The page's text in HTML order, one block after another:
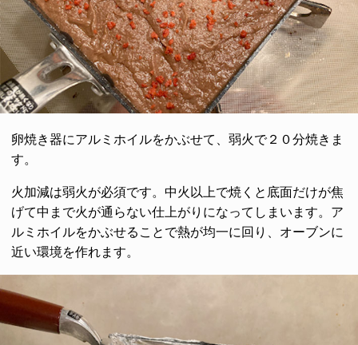
卵焼き器にアルミホイルをかぶせて、弱火で２０分焼きま
す。
火加減は弱火が必須です。中火以上で焼くと底面だけが焦
げて中まで火が通らない仕上がりになってしまいます。ア
ルミホイルをかぶせることで熱が均一に回り、オーブンに
近い環境を作れます。